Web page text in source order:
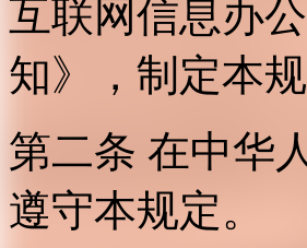
互联网信息办
知》，制定本规
第二条 在中华
遵守本规定。